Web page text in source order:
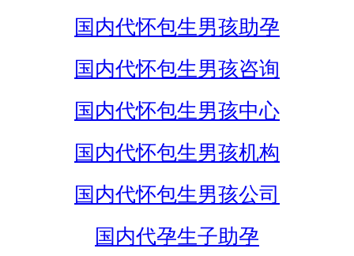
国内代怀包生男孩助孕
国内代怀包生男孩咨询
国内代怀包生男孩中心
国内代怀包生男孩机构
国内代怀包生男孩公司
国内代孕生子助孕